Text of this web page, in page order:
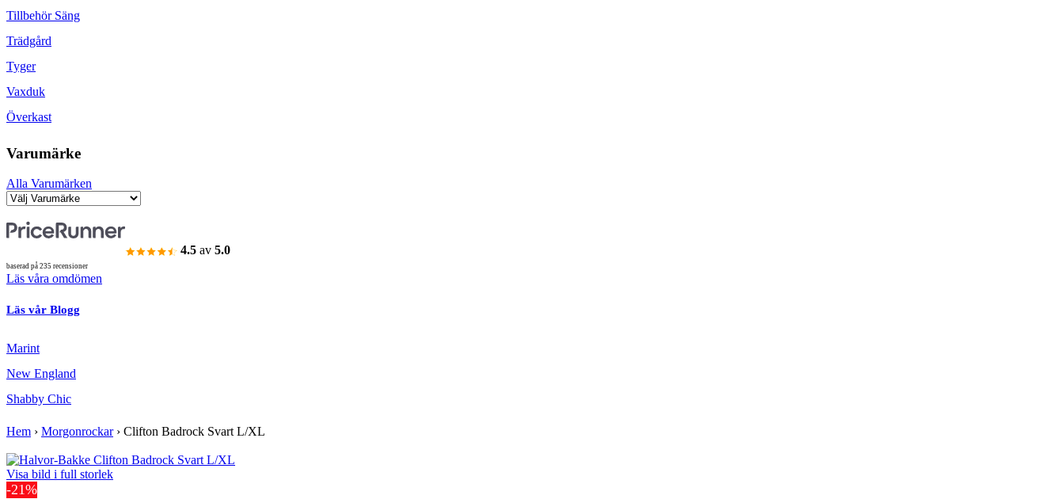
Tillbehör Säng
Trädgård
Tyger
Vaxduk
Överkast
Varumärke
Alla Varumärken
4.5 av 5.0
baserad på 235 recensioner
Läs våra omdömen
Läs vår Blogg
Marint
New England
Shabby Chic
Hem › Morgonrockar› Clifton Badrock Svart L/XL
Visa bild i full storlek
-21%